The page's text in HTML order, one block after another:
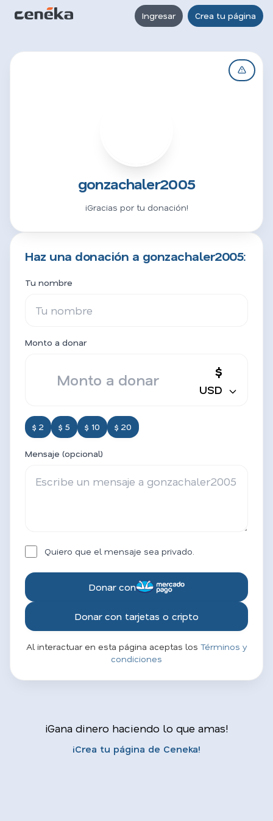
Ingresar Crea tu página
gonzachaler2005
¡Gracias por tu donación!
Haz una donación a gonzachaler2005:
Tu nombre
Monto a donar
$
USD
$ 2 $ 5 $ 10 $ 20
Mensaje (opcional)
Quiero que el mensaje sea privado.
Donar con
Donar con tarjetas o cripto
Al interactuar en esta página aceptas los Términos y
condiciones
¡Gana dinero haciendo lo que amas!
¡Crea tu página de Ceneka!